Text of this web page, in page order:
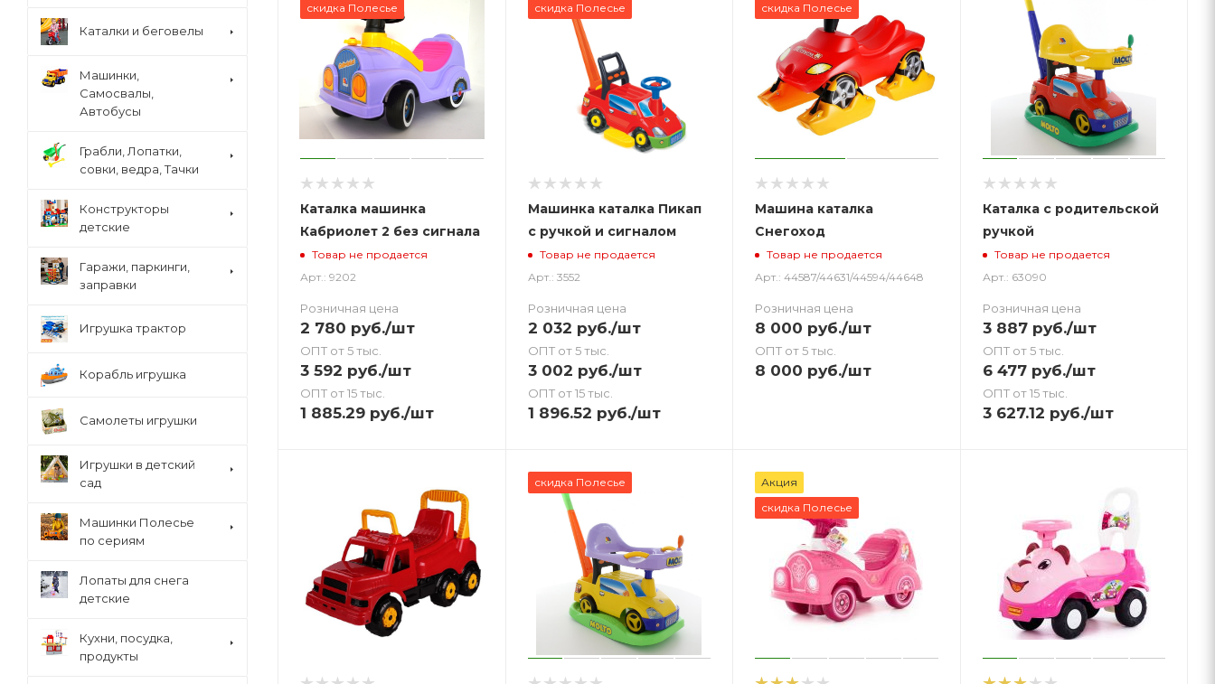
скидка Полесье
Каталка машинка
Кабриолет 2 без сигнала
Товар не продается
Арт.: 9202
Розничная цена
2 780 руб./шт
ОПТ от 5 тыс.
3 592 руб./шт
ОПТ от 15 тыс.
1 885.29 руб./шт
скидка Полесье
Машинка каталка Пикап
с ручкой и сигналом
Товар не продается
Арт.: 3552
Розничная цена
2 032 руб./шт
ОПТ от 5 тыс.
3 002 руб./шт
ОПТ от 15 тыс.
1 896.52 руб./шт
скидка Полесье
Машина каталка
Снегоход
Товар не продается
Арт.: 44587/44631/44594/44648
Розничная цена
8 000 руб./шт
ОПТ от 5 тыс.
8 000 руб./шт
Каталка с родительской
ручкой
Товар не продается
Арт.: 63090
Розничная цена
3 887руб./шт
ОПТ от 5 тыс.
6 477руб./шт
ОПТ от 15 тыс.
3 627.12 руб./шт
скидка Полесье
Акция
скидка Полесье
Каталки и беговелы
Машинки,
Самосвалы,
Автобусы
Грабли, Лопатки,
совки, ведра, Тачки
Конструкторы
детские
Гаражи, паркинги,
заправки
Игрушка трактор
Корабль игрушка
Самолеты игрушки
Игрушки в детский
сад
Машинки Полесье
по сериям
Лопаты для снега
детские
Кухни, посудка,
продукты